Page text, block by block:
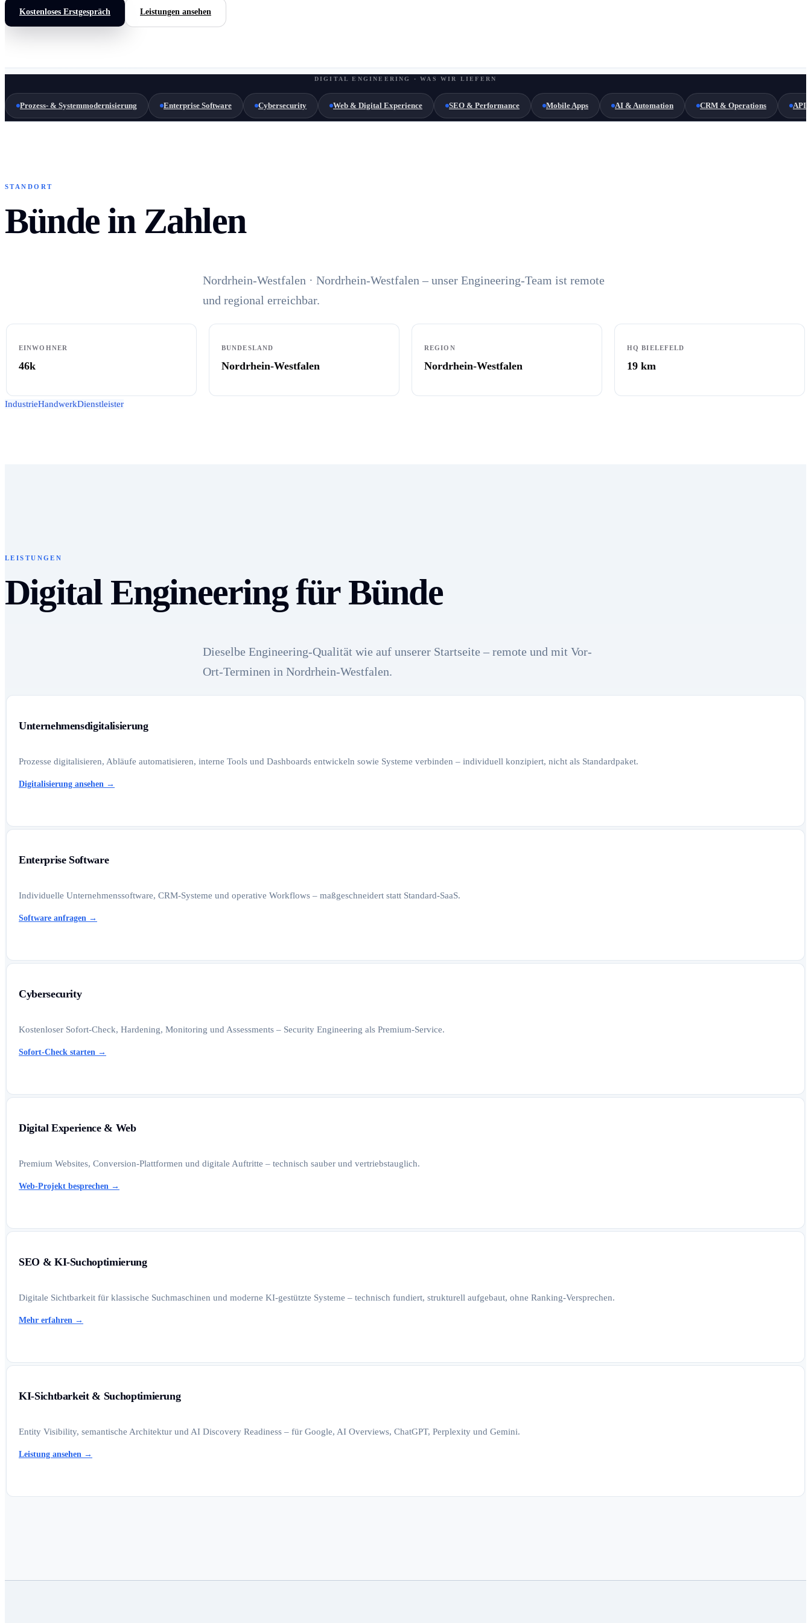
Kostenloses Erstgespräch Leistungen ansehen
DIGITAL ENGINEERING · WAS WIR LIEFERN
Prozess- & Systemmodernisierung Enterprise Software Cybersecurity Web & Digital Experience SEO & Performance Mobile Apps AI & Automation CRM & Operations API
STANDORT
Bünde in Zahlen
Nordrhein-Westfalen · Nordrhein-Westfalen – unser Engineering-Team ist remote
und regional erreichbar.
EINWOHNER
46k
BUNDESLAND
Nordrhein-Westfalen
REGION
Nordrhein-Westfalen
HQ BIELEFELD
19 km
IndustrieHandwerkDienstleister
LEISTUNGEN
Digital Engineering für Bünde
Dieselbe Engineering-Qualität wie auf unserer Startseite – remote und mit Vor-
Ort-Terminen in Nordrhein-Westfalen.
Unternehmensdigitalisierung
Prozesse digitalisieren, Abläufe automatisieren, interne Tools und Dashboards entwickeln sowie Systeme verbinden – individuell konzipiert, nicht als Standardpaket.
Digitalisierung ansehen →
Enterprise Software
Individuelle Unternehmenssoftware, CRM-Systeme und operative Workflows – maßgeschneidert statt Standard-SaaS.
Software anfragen →
Cybersecurity
Kostenloser Sofort-Check, Hardening, Monitoring und Assessments – Security Engineering als Premium-Service.
Sofort-Check starten →
Digital Experience & Web
Premium Websites, Conversion-Plattformen und digitale Auftritte – technisch sauber und vertriebstauglich.
Web-Projekt besprechen →
SEO & KI-Suchoptimierung
Digitale Sichtbarkeit für klassische Suchmaschinen und moderne KI-gestützte Systeme – technisch fundiert, strukturell aufgebaut, ohne Ranking-Versprechen.
Mehr erfahren →
KI-Sichtbarkeit & Suchoptimierung
Entity Visibility, semantische Architektur und AI Discovery Readiness – für Google, AI Overviews, ChatGPT, Perplexity und Gemini.
Leistung ansehen →